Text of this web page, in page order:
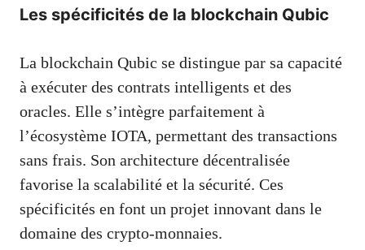
Les spécificités de la blockchain Qubic
La blockchain Qubic se distingue par sa capacité
à exécuter des contrats intelligents et des
oracles. Elle s’intègre parfaitement à
l’écosystème IOTA, permettant des transactions
sans frais. Son architecture décentralisée
favorise la scalabilité et la sécurité. Ces
spécificités en font un projet innovant dans le
domaine des crypto-monnaies.